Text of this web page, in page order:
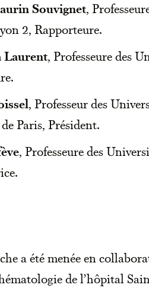
Souvignet,
2, Rapporteure.
Laurent, Professeure des
, Professeur des
Paris, Président.
, Professeure des
a été menée en
de l’hôpital